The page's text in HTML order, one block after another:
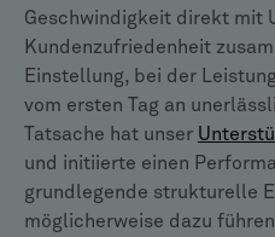
Geschwindigkeit direkt mit
Kundenzufriedenheit
Einstellung, bei der
vom ersten Tag an
Tatsache hat unser
und initiierte einen
grundlegende strukturelle
möglicherweise dazu